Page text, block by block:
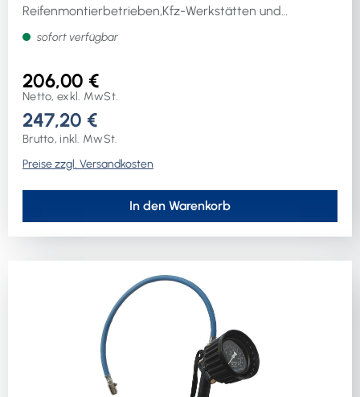
Reifenmontierbetrieben,Kfz-Werkstätten und
Fuhrparks geeignet · bewährte, wartungsfreundliche
Bauart mit Einhandbedienungshebel · mit 3
Reifengas (Stickstoff)!
sofort verfügbar
206,00 €
Netto, exkl. MwSt.
247,20 €
Brutto, inkl. MwSt.
Preise zzgl. Versandkosten
In den Warenkorb